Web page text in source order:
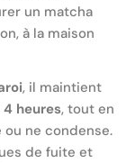
un matcha
à la maison
, il maintient
4 heures, tout en
ne condense.
de fuite et